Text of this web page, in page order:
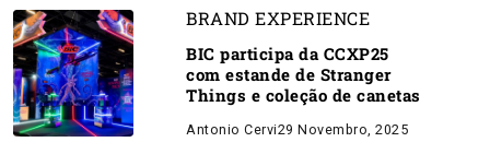
BRAND EXPERIENCE
BIC participa da CCXP25
com estande de Stranger
Things e coleção de canetas
Antonio Cervi29 Novembro, 2025